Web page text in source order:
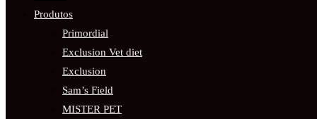
Produtos
Primordial
Exclusion Vet diet
Exclusion
Sam’s Field
MISTER PET